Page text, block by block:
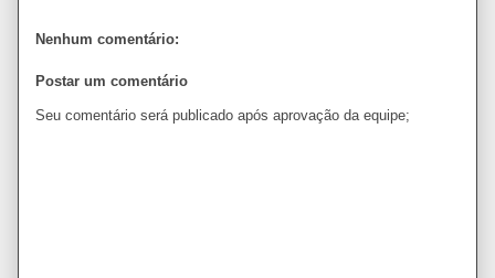
Nenhum comentário:
Postar um comentário
Seu comentário será publicado após aprovação da equipe;